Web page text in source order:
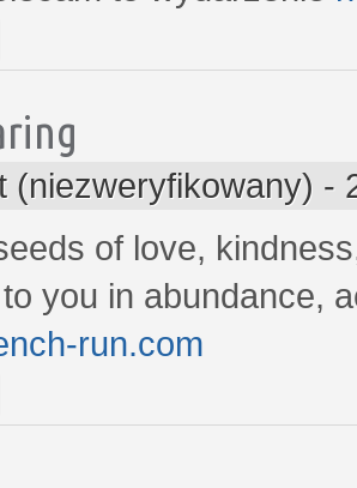
(niezweryfikowany) -
of love,
you in abundance,
run.com